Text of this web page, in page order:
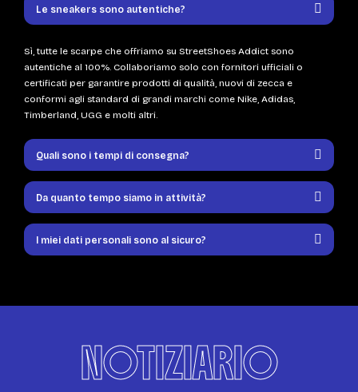
Le sneakers sono autentiche?
Sì, tutte le scarpe che offriamo su StreetShoes Addict sono
autentiche al 100%. Collaboriamo solo con fornitori ufficiali o
certificati per garantire prodotti di qualità, nuovi di zecca e
conformi agli standard di grandi marchi come Nike, Adidas,
Timberland, UGG e molti altri.
Quali sono i tempi di consegna?
Da quanto tempo siamo in attività?
I miei dati personali sono al sicuro?
NOTIZIARIO